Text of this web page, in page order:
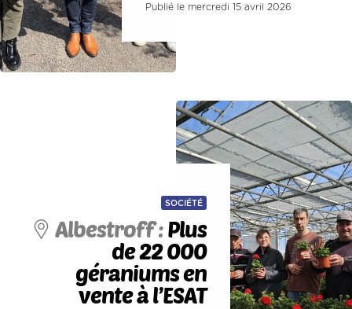
Publié le mercredi 15 avril 2026
SOCIÉTÉ
Albestroff :Plus
de 22 000
géraniums en
vente à l’ESAT